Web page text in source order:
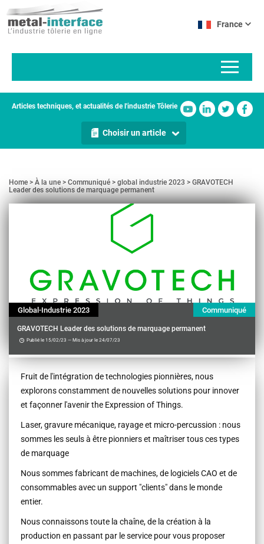
au
contenu
France
Articles techniques, et actualités de l'industrie Tôlerie
Choisir un article
Home À la une Communiqué global industrie 2023
GRAVOTECH
Leader des solutions de marquage permanent
Global-Industrie 2023 Communiqué
GRAVOTECH Leader des solutions de marquage permanent
Publié le 15/02/23 — Mis à jour le 24/07/23
Contenu
Fruit de l'intégration de technologies pionnières, nous
explorons constamment de nouvelles solutions pour innover
et façonner l'avenir the Expression of Things.
Laser, gravure mécanique, rayage et micro-percussion : nous
sommes les seuls à être pionniers et maîtriser tous ces types
de marquage
Nous sommes fabricant de machines, de logiciels CAO et de
consommables avec un support "clients" dans le monde
entier.
Nous connaissons toute la chaîne, de la création à la
production en passant par le service pour vous proposer